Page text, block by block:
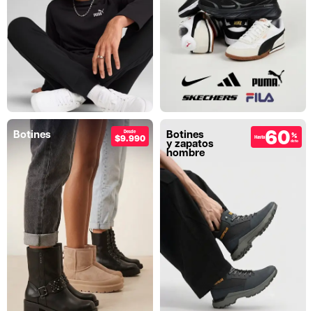
Botines Desde
$9.990 Botines
y zapatos
hombre
Hasta60%
dcto